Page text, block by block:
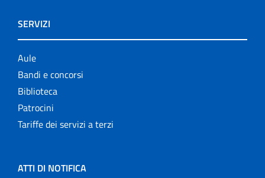
SERVIZI
Aule
Bandi e concorsi
Biblioteca
Patrocini
Tariffe dei servizi a terzi
ATTI DI NOTIFICA